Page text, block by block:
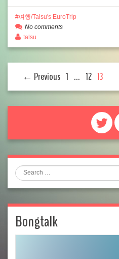
여행/Talsu's EuroTrip
No comments
talsu
← Previous 1 … 12 13
Search
Bongtalk